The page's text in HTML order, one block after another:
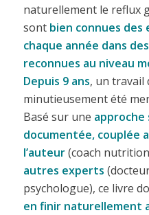
naturellement le reflux
sont bien connues des
chaque année dans
reconnues au niveau
Depuis 9 ans, un travail
minutieusement été
Basé sur une
documentée, couplée
l’auteur(coach
autres experts
psychologue), ce livre
en finir naturellement